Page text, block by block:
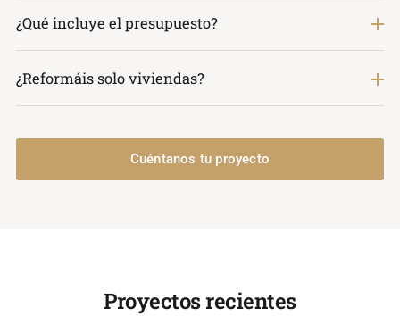
¿Qué incluye el presupuesto?
¿Reformáis solo viviendas?
Cuéntanos tu proyecto
Proyectos recientes